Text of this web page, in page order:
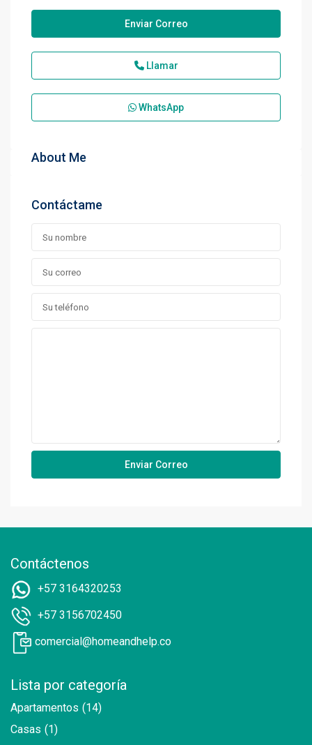
Enviar Correo
Llamar
WhatsApp
About Me
Contáctame
Contáctenos
+57 3164320253
+57 3156702450
comercial@homeandhelp.co
Lista por categoría
Apartamentos (14)
Casas (1)